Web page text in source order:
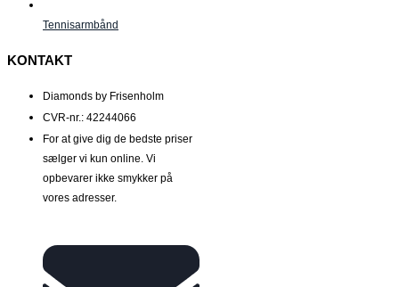
Tennisarmbånd
KONTAKT
Diamonds by Frisenholm
CVR-nr.: 42244066
For at give dig de bedste priser
sælger vi kun online. Vi
opbevarer ikke smykker på
vores adresser.